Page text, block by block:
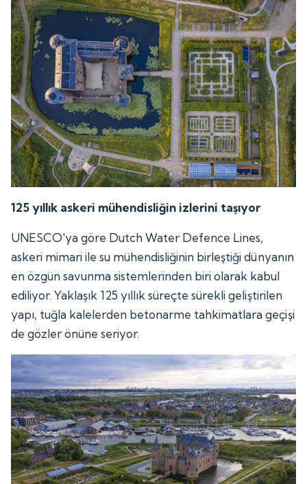
125 yıllık askeri mühendisliğin izlerini taşıyor
UNESCO'ya göre Dutch Water Defence Lines,
askeri mimari ile su mühendisliğinin birleştiği dünyanın
en özgün savunma sistemlerinden biri olarak kabul
ediliyor. Yaklaşık 125 yıllık süreçte sürekli geliştirilen
yapı, tuğla kalelerden betonarme tahkimatlara geçişi
de gözler önüne seriyor.